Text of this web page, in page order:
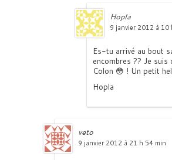
Hopla
9 janvier 2012 à 10
Es-tu arrivé au bout
encombres ?? Je suis
Colon 😳 ! Un petit
Hopla
veto
9 janvier 2012 à 21 h 54 min